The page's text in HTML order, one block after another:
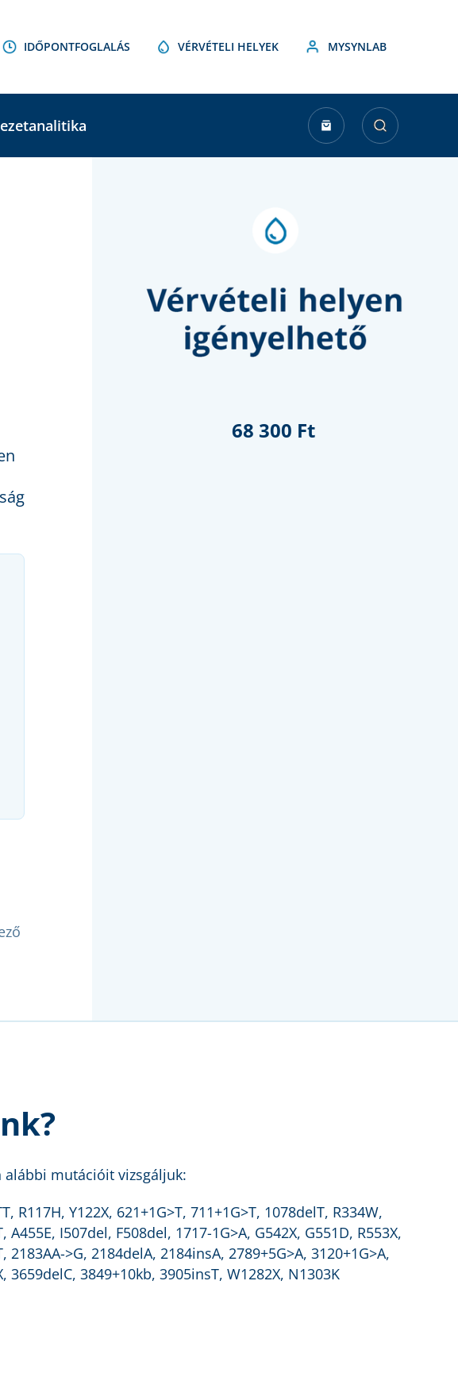
IDŐPONTFOGLALÁS VÉRVÉTELI HELYEK MYSYNLAB
68 300 Ft
alábbi mutációit vizsgáljuk:
R117H, Y122X, 621+1G>T, 711+1G>T, 1078delT, R334W,
A455E, I507del, F508del, 1717-1G>A, G542X, G551D, R553X,
2183AA->G, 2184delA, 2184insA, 2789+5G>A, 3120+1G>A,
3659delC, 3849+10kb, 3905insT, W1282X, N1303K